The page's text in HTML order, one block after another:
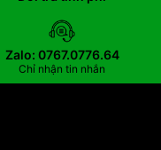
Zalo: 0767.0776.64
Chỉ nhận tin nhắn